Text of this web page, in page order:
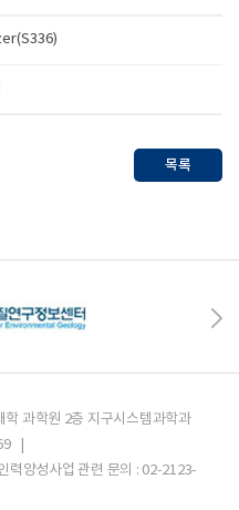
목록
과학원 2층 지구시스템과학과
|
양성사업 관련 문의 : 02-2123-